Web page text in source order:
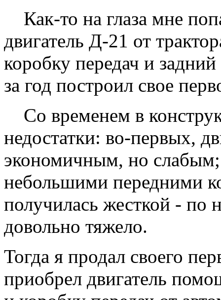
Как-то на глаза мне
двигатель Д-21 от
коробку передач и
за год построил свое
Со временем в
недостатки: во-первых,
экономичным, но слабым;
небольшими передними
получилась жесткой - по
довольно тяжело.
Тогда я продал своего
приобрел двигатель